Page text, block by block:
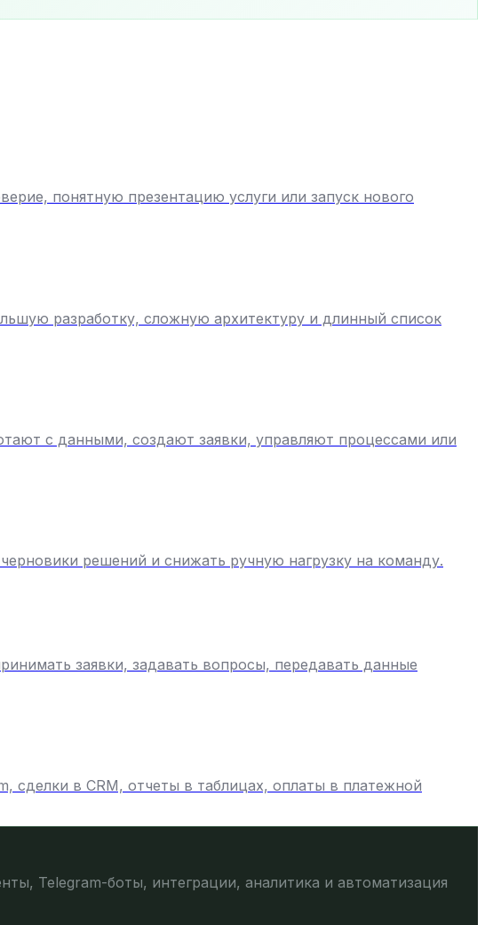
понятную презентацию услуги или запуск нового
разработку, сложную архитектуру и длинный список
с данными, создают заявки, управляют процессами или
решений и снижать ручную нагрузку на команду.
заявки, задавать вопросы, передавать данные
сделки в CRM, отчеты в таблицах, оплаты в платежной
Telegram-боты, интеграции, аналитика и автоматизация